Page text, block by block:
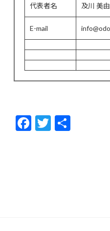
代表者名 及川 美
E-mail
F
ac
T
w